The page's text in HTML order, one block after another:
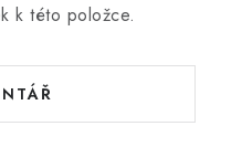
k této položce.